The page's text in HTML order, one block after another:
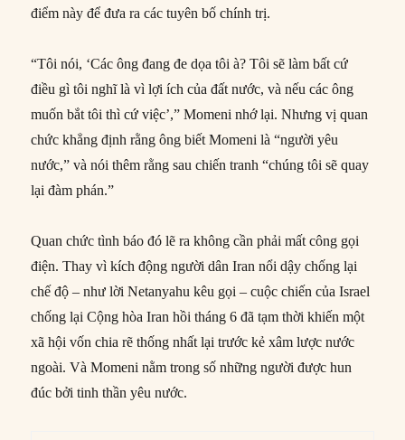
điểm này để đưa ra các tuyên bố chính trị.
“Tôi nói, ‘Các ông đang đe dọa tôi à? Tôi sẽ làm bất cứ
điều gì tôi nghĩ là vì lợi ích của đất nước, và nếu các ông
muốn bắt tôi thì cứ việc’,” Momeni nhớ lại. Nhưng vị quan
chức khẳng định rằng ông biết Momeni là “người yêu
nước,” và nói thêm rằng sau chiến tranh “chúng tôi sẽ quay
lại đàm phán.”
Quan chức tình báo đó lẽ ra không cần phải mất công gọi
điện. Thay vì kích động người dân Iran nổi dậy chống lại
chế độ – như lời Netanyahu kêu gọi – cuộc chiến của Israel
chống lại Cộng hòa Iran hồi tháng 6 đã tạm thời khiến một
xã hội vốn chia rẽ thống nhất lại trước kẻ xâm lược nước
ngoài. Và Momeni nằm trong số những người được hun
đúc bởi tinh thần yêu nước.